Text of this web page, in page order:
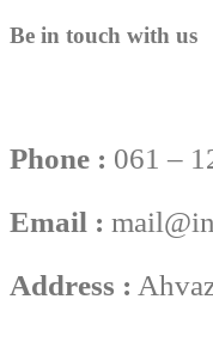
Be in touch with us
Phone : 061 –
Email :
Address :